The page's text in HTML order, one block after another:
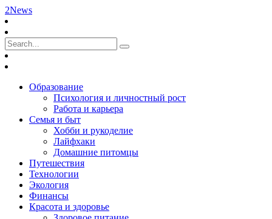
2News
Образование
Психология и личностный рост
Работа и карьера
Семья и быт
Хобби и рукоделие
Лайфхаки
Домашние питомцы
Путешествия
Технологии
Экология
Финансы
Красота и здоровье